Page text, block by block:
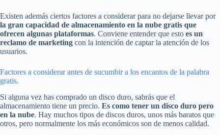
Existen además ciertos factores a considerar para no dejarse llevar por
la gran capacidad de almacenamiento en la nube gratis que
ofrecen algunas plataformas. Conviene entender que esto es un
reclamo de marketing con la intención de captar la atención de los
usuarios.
Factores a considerar antes de sucumbir a los encantos de la palabra
gratis.
Si alguna vez has comprado un disco duro, sabrás que el
almacenamiento tiene un precio. Es como tener un disco duro pero
en la nube. Hay muchos tipos de discos duros, unos más baratos que
otros, pero normalmente los más económicos son de menos calidad.